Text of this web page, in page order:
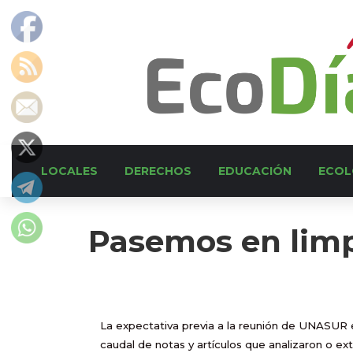
LOCALES DERECHOS EDUCACIÓN
Pasemos en
La expectativa previa a la reunión de UNASUR
caudal de notas y artículos que analizaron o